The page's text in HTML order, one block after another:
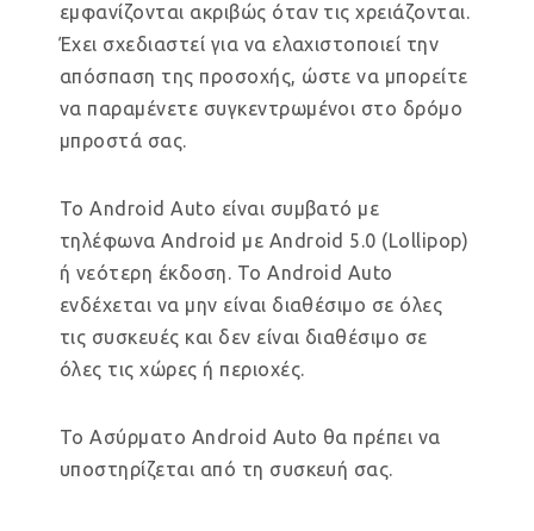
εμφανίζονται ακριβώς όταν τις χρειάζονται.
Έχει σχεδιαστεί για να ελαχιστοποιεί την
απόσπαση της προσοχής, ώστε να μπορείτε
να παραμένετε συγκεντρωμένοι στο δρόμο
μπροστά σας.
Το Android Auto είναι συμβατό με
τηλέφωνα Android με Android 5.0 (Lollipop)
ή νεότερη έκδοση. Το Android Auto
ενδέχεται να μην είναι διαθέσιμο σε όλες
τις συσκευές και δεν είναι διαθέσιμο σε
όλες τις χώρες ή περιοχές.
Το Ασύρματο Android Auto θα πρέπει να
υποστηρίζεται από τη συσκευή σας.